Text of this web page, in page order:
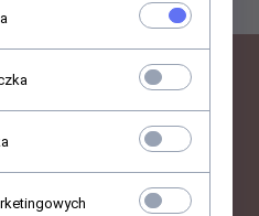
Z
PROMOCJAMI